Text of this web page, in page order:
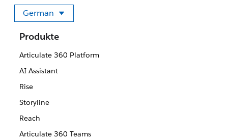
German
Sprache auswählen
Produkte
Articulate 360 Platform
AI Assistant
Rise
Storyline
Reach
Articulate 360 Teams